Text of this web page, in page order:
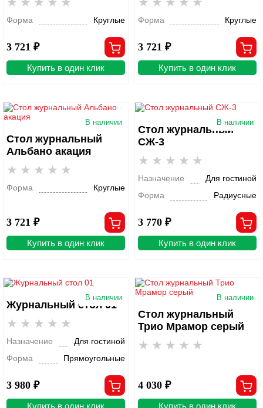
Форма Круглые
3 721 ₽
Купить в один клик
Форма Круглые
3 721 ₽
Купить в один клик
В наличии
Стол журнальный
Альбано акация
Форма Круглые
3 721 ₽
Купить в один клик
В наличии
Стол журнальный
СЖ-3
Назначение
Для гостиной
Форма
Радиусные
3 770 ₽
Купить в один клик
В наличии
Журнальный стол 01
Назначение
Для гостиной
Форма
Прямоугольные
3 980 ₽
Купить в один клик
В наличии
Стол журнальный
Трио Мрамор серый
4 030 ₽
Купить в один клик